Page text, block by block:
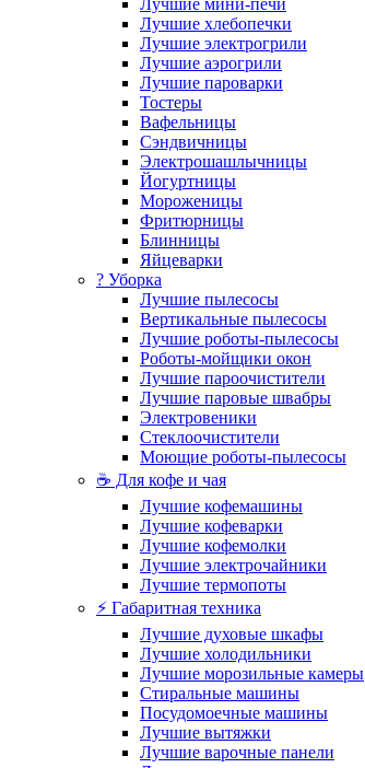
Лучшие хлебопечки
Лучшие электрогрили
Лучшие аэрогрили
Лучшие пароварки
Тостеры
Вафельницы
Сэндвичницы
Электрошашлычницы
Йогуртницы
Мороженицы
Фритюрницы
Блинницы
Яйцеварки
? Уборка
Лучшие пылесосы
Вертикальные пылесосы
Лучшие роботы-пылесосы
Роботы-мойщики окон
Лучшие пароочистители
Лучшие паровые швабры
Электровеники
Стеклоочистители
Моющие роботы-пылесосы
☕ Для кофе и чая
Лучшие кофемашины
Лучшие кофеварки
Лучшие кофемолки
Лучшие электрочайники
Лучшие термопоты
⚡ Габаритная техника
Лучшие духовые шкафы
Лучшие холодильники
Лучшие морозильные камеры
Стиральные машины
Посудомоечные машины
Лучшие вытяжки
Лучшие варочные панели